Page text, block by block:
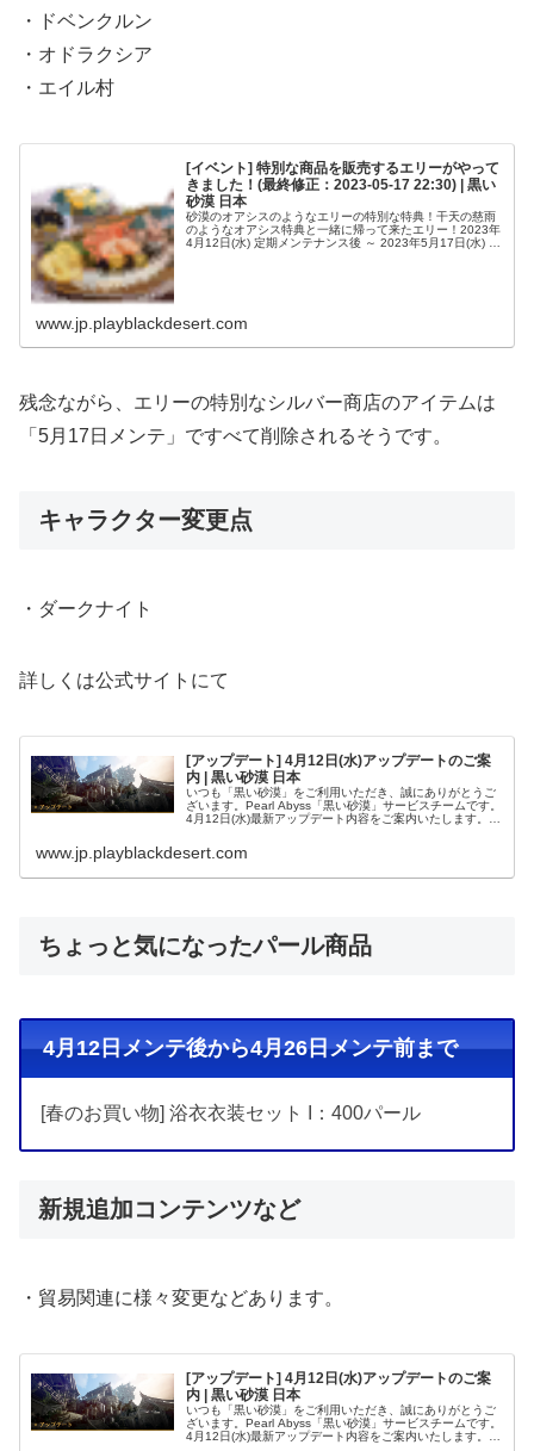
・ドベンクルン
・オドラクシア
・エイル村
[イベント] 特別な商品を販売するエリーがやって
きました！(最終修正：2023-05-17 22:30) | 黒い
砂漠 日本
砂漠のオアシスのようなエリーの特別な特典！干天の慈雨
のようなオアシス特典と一緒に帰って来たエリー！2023年
4月12日(水) 定期メンテナンス後 ～ 2023年5月17日(水) 定
www.jp.playblackdesert.com
残念ながら、エリーの特別なシルバー商店のアイテムは
「5月17日メンテ」ですべて削除されるそうです。
キャラクター変更点
・ダークナイト
詳しくは公式サイトにて
[アップデート] 4月12日(水)アップデートのご案
内 | 黒い砂漠 日本
いつも「黒い砂漠」をご利用いただき、誠にありがとうご
ざいます。Pearl Abyss「黒い砂漠」サービスチームです。
4月12日(水)最新アップデート内容をご案内いたします。目
www.jp.playblackdesert.com
ちょっと気になったパール商品
4月12日メンテ後から4月26日メンテ前まで
[春のお買い物] 浴衣衣装セット I：400パール
新規追加コンテンツなど
・貿易関連に様々変更などあります。
[アップデート] 4月12日(水)アップデートのご案
内 | 黒い砂漠 日本
いつも「黒い砂漠」をご利用いただき、誠にありがとうご
ざいます。Pearl Abyss「黒い砂漠」サービスチームです。
4月12日(水)最新アップデート内容をご案内いたします。目